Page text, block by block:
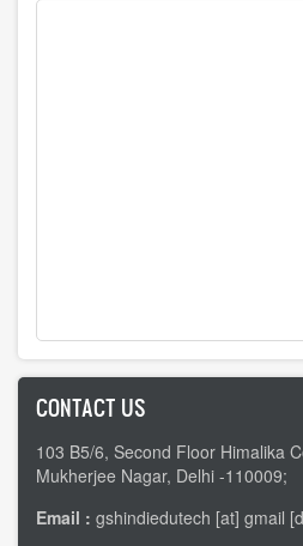
CONTACT US
103 B5/6, Second Floor Himalika
Mukherjee Nagar, Delhi -110009;
Email : gshindiedutech [at] gmail